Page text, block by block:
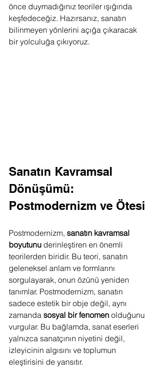
önce duymadığınız teoriler ışığında
keşfedeceğiz. Hazırsanız, sanatın
bilinmeyen yönlerini açığa çıkaracak
bir yolculuğa çıkıyoruz.
Sanatın Kavramsal
Dönüşümü:
Postmodernizm ve Ötesi
Postmodernizm, sanatın kavramsal
boyutunu derinleştiren en önemli
teorilerden biridir. Bu teori, sanatın
geleneksel anlam ve formlarını
sorgulayarak, onun özünü yeniden
tanımlar. Postmodernizm, sanatın
sadece estetik bir obje değil, aynı
zamanda sosyal bir fenomen olduğunu
vurgular. Bu bağlamda, sanat eserleri
yalnızca sanatçının niyetini değil,
izleyicinin algısını ve toplumun
eleştirisini de yansıtır.